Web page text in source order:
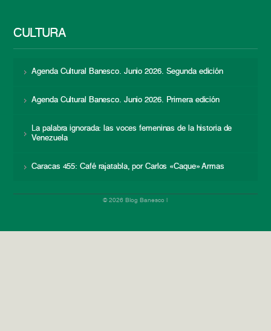
CULTURA
Agenda Cultural Banesco. Junio 2026. Segunda edición
Agenda Cultural Banesco. Junio 2026. Primera edición
La palabra ignorada: las voces femeninas de la historia de
Venezuela
Caracas 455: Café rajatabla, por Carlos «Caque» Armas
© 2026 Blog Banesco |